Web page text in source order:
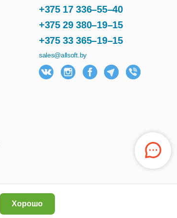
+375 17 336–55–40
+375 29 380–19–15
+375 33 365–19–15
sales@allsoft.by
Хорошо